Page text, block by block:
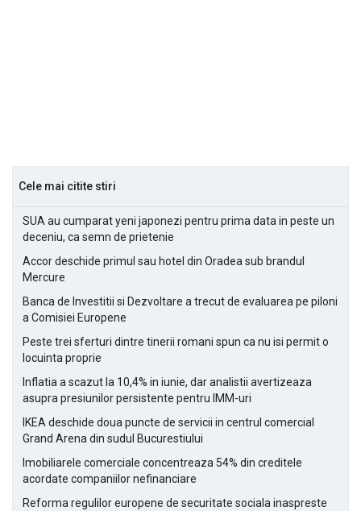
Cele mai citite stiri
SUA au cumparat yeni japonezi pentru prima data in peste un
deceniu, ca semn de prietenie
Accor deschide primul sau hotel din Oradea sub brandul
Mercure
Banca de Investitii si Dezvoltare a trecut de evaluarea pe piloni
a Comisiei Europene
Peste trei sferturi dintre tinerii romani spun ca nu isi permit o
locuinta proprie
Inflatia a scazut la 10,4% in iunie, dar analistii avertizeaza
asupra presiunilor persistente pentru IMM-uri
IKEA deschide doua puncte de servicii in centrul comercial
Grand Arena din sudul Bucurestiului
Imobiliarele comerciale concentreaza 54% din creditele
acordate companiilor nefinanciare
Reforma regulilor europene de securitate sociala inaspreste